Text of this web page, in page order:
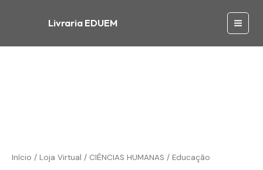
Livraria EDUEM
Main
Início / Loja Virtual / CIÊNCIAS HUMANAS / Educação